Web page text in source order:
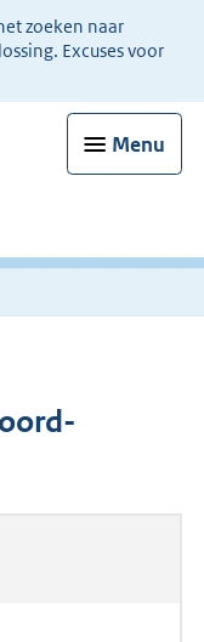
zoeken naar
Excuses voor
Menu